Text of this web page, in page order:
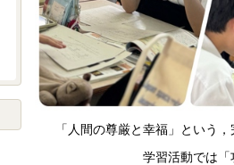
「人間の尊厳と幸福」という
学習活動では「